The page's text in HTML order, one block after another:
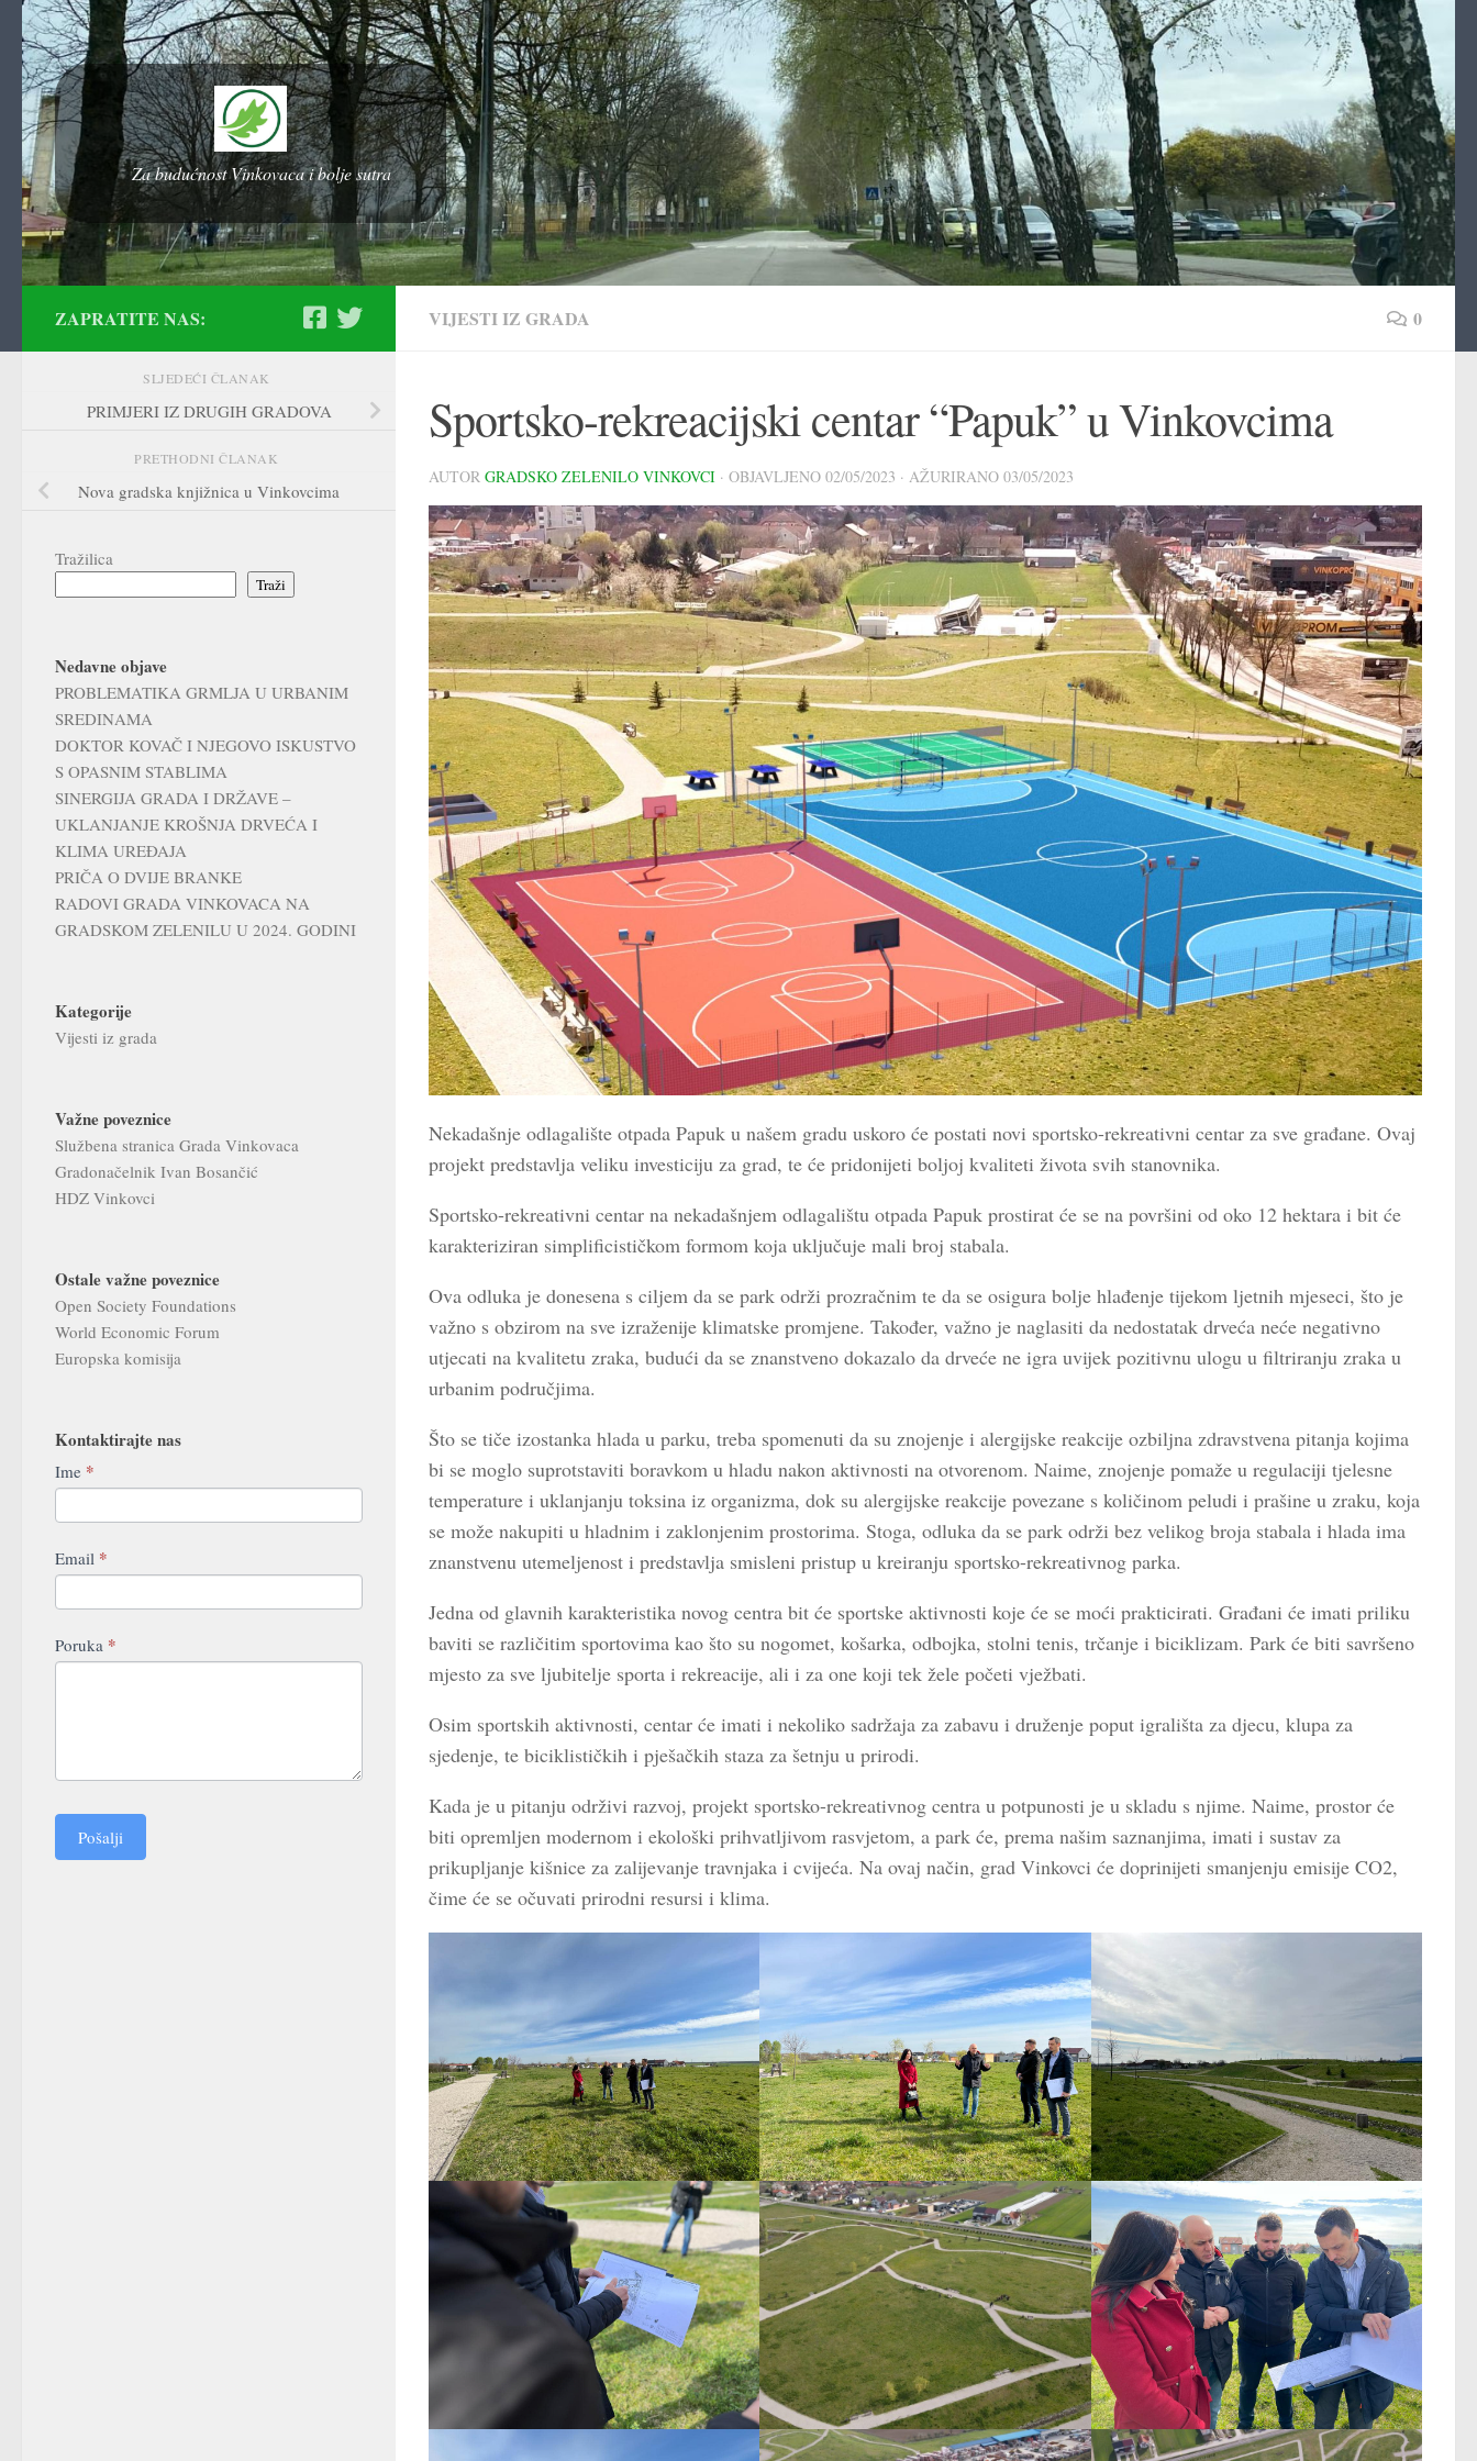
Skip to content
Za budućnost Vinkovaca i bolje sutra
VIJESTI IZ GRADA 0
Sportsko-rekreacijski centar “Papuk” u Vinkovcima
AUTOR GRADSKO ZELENILO VINKOVCI · OBJAVLJENO 02/05/2023 · AŽURIRANO 03/05/2023
Nekadašnje odlagalište otpada Papuk u našem gradu uskoro će postati novi sportsko-rekreativni centar za sve građane. Ovaj
projekt predstavlja veliku investiciju za grad, te će pridonijeti boljoj kvaliteti života svih stanovnika.
Sportsko-rekreativni centar na nekadašnjem odlagalištu otpada Papuk prostirat će se na površini od oko 12 hektara i bit će
karakteriziran simplificističkom formom koja uključuje mali broj stabala.
Ova odluka je donesena s ciljem da se park održi prozračnim te da se osigura bolje hlađenje tijekom ljetnih mjeseci, što je
važno s obzirom na sve izraženije klimatske promjene. Također, važno je naglasiti da nedostatak drveća neće negativno
utjecati na kvalitetu zraka, budući da se znanstveno dokazalo da drveće ne igra uvijek pozitivnu ulogu u filtriranju zraka u
urbanim područjima.
Što se tiče izostanka hlada u parku, treba spomenuti da su znojenje i alergijske reakcije ozbiljna zdravstvena pitanja kojima
bi se moglo suprotstaviti boravkom u hladu nakon aktivnosti na otvorenom. Naime, znojenje pomaže u regulaciji tjelesne
temperature i uklanjanju toksina iz organizma, dok su alergijske reakcije povezane s količinom peludi i prašine u zraku, koja
se može nakupiti u hladnim i zaklonjenim prostorima. Stoga, odluka da se park održi bez velikog broja stabala i hlada ima
znanstvenu utemeljenost i predstavlja smisleni pristup u kreiranju sportsko-rekreativnog parka.
Jedna od glavnih karakteristika novog centra bit će sportske aktivnosti koje će se moći prakticirati. Građani će imati priliku
baviti se različitim sportovima kao što su nogomet, košarka, odbojka, stolni tenis, trčanje i biciklizam. Park će biti savršeno
mjesto za sve ljubitelje sporta i rekreacije, ali i za one koji tek žele početi vježbati.
Osim sportskih aktivnosti, centar će imati i nekoliko sadržaja za zabavu i druženje poput igrališta za djecu, klupa za
sjedenje, te biciklističkih i pješačkih staza za šetnju u prirodi.
Kada je u pitanju održivi razvoj, projekt sportsko-rekreativnog centra u potpunosti je u skladu s njime. Naime, prostor će
biti opremljen modernom i ekološki prihvatljivom rasvjetom, a park će, prema našim saznanjima, imati i sustav za
prikupljanje kišnice za zalijevanje travnjaka i cvijeća. Na ovaj način, grad Vinkovci će doprinijeti smanjenju emisije CO2,
čime će se očuvati prirodni resursi i klima.
ZAPRATITE NAS:
SLJEDEĆI ČLANAK
PRIMJERI IZ DRUGIH GRADOVA
PRETHODNI ČLANAK
Nova gradska knjižnica u Vinkovcima
Tražilica
Traži
Nedavne objave
PROBLEMATIKA GRMLJA U URBANIM
SREDINAMA
DOKTOR KOVAČ I NJEGOVO ISKUSTVO
S OPASNIM STABLIMA
SINERGIJA GRADA I DRŽAVE –
UKLANJANJE KROŠNJA DRVEĆA I
KLIMA UREĐAJA
PRIČA O DVIJE BRANKE
RADOVI GRADA VINKOVACA NA
GRADSKOM ZELENILU U 2024. GODINI
Kategorije
Vijesti iz grada
Važne poveznice
Službena stranica Grada Vinkovaca
Gradonačelnik Ivan Bosančić
HDZ Vinkovci
Ostale važne poveznice
Open Society Foundations
World Economic Forum
Europska komisija
Kontaktirajte nas
Contact
Us
Ime *
Email *
Poruka *
If
you
are
human,
leave
this
blank.
Pošalji